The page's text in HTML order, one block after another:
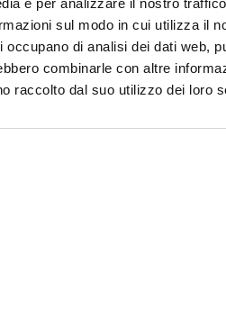
e per analizzare il nostro
sul modo in cui utilizza il
di analisi dei dati web,
combinarle con altre
raccolto dal suo utilizzo dei loro